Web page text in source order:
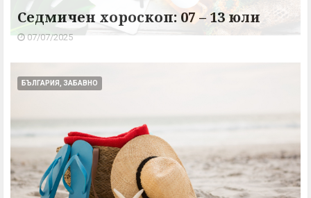
Седмичен хороскоп: 07 – 13 юли
07/07/2025
БЪЛГАРИЯ, ЗАБАВНО